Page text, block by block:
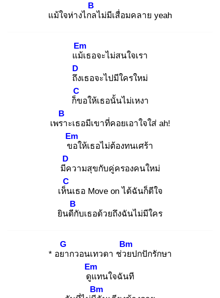
แม้ใจห่างไกล
B
ไม่มีเสื่อมคลาย yeah
แม้เ
Em
ธอจะไม่สนใจเรา
ถึง
D
เธอจะไปมีใครใหม่
ก็ข
C
อให้เธอนั้นไม่เหงา
เพรา
B
ะเธอมีเขาที่คอยเอาใจใส่ ah!
ขอ
Em
ให้เธอไม่ต้องทนเศร้า
มีค
D
วามสุขกับคู่ครองคนใหม่
เห็น
C
เธอ Move on ได้ฉันก็ดีใจ
ยินดีกั
B
บเธอด้วยถึงฉันไม่มีใคร
* อยา
G
กวอนเทวดา ช่วย
Bm
ปกปักรักษา
ดูแ
Em
ทนใจฉันที
Bm